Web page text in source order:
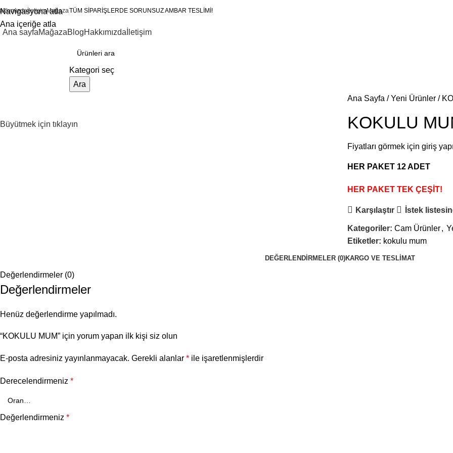
Navigasyona atla
Ana içeriğe atla
İletişimMağazaTÜM SİPARİŞLERDE SORUNSUZ AMBAR TESLİMİ!
Ana sayfaMağazaBlogHakkımızda İletişim
Kategori seç
Ara
Büyütmek için tıklayın
Ana Sayfa Yeni Ürünler
KOKULU
Fiyatları görmek için giriş
HER PAKET 12 ADET
HER PAKET TEK ÇEŞİT!
Karşılaştır İstek
Kategoriler: Cam Ürünler,
Etiketler: kokulu mum
DEĞERLENDIRMELER (0)KARGO VE TESLIMAT
Değerlendirmeler (0)
Değerlendirmeler
Henüz değerlendirme yapılmadı.
“KOKULU MUM” için yorum yapan ilk kişi siz olun
E-posta adresiniz yayınlanmayacak. Gerekli alanlar * ile işaretlenmişlerdir
Derecelendirmeniz *
Değerlendirmeniz *